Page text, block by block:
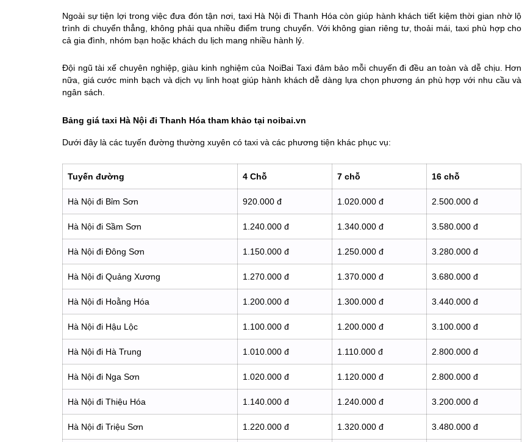
Ngoài sự tiện lợi trong việc đưa đón tận nơi, taxi Hà Nội đi Thanh Hóa còn giúp hành khách tiết kiệm thời gian nhờ lộ
trình di chuyển thẳng, không phải qua nhiều điểm trung chuyển. Với không gian riêng tư, thoải mái, taxi phù hợp cho
cả gia đình, nhóm bạn hoặc khách du lịch mang nhiều hành lý.
Đội ngũ tài xế chuyên nghiệp, giàu kinh nghiệm của NoiBai Taxi đảm bảo mỗi chuyến đi đều an toàn và dễ chịu. Hơn
nữa, giá cước minh bạch và dịch vụ linh hoạt giúp hành khách dễ dàng lựa chọn phương án phù hợp với nhu cầu và
ngân sách.
Bảng giá taxi Hà Nội đi Thanh Hóa tham khảo tại noibai.vn
Dưới đây là các tuyến đường thường xuyên có taxi và các phương tiện khác phục vụ:
Tuyến đường 4 Chỗ 7 chỗ 16 chỗ
Hà Nội đi Bỉm Sơn 920.000 đ 1.020.000 đ 2.500.000 đ
Hà Nội đi Sầm Sơn 1.240.000 đ 1.340.000 đ 3.580.000 đ
Hà Nội đi Đông Sơn 1.150.000 đ 1.250.000 đ 3.280.000 đ
Hà Nội đi Quảng Xương 1.270.000 đ 1.370.000 đ 3.680.000 đ
Hà Nội đi Hoằng Hóa 1.200.000 đ 1.300.000 đ 3.440.000 đ
Hà Nội đi Hậu Lộc 1.100.000 đ 1.200.000 đ 3.100.000 đ
Hà Nội đi Hà Trung 1.010.000 đ 1.110.000 đ 2.800.000 đ
Hà Nội đi Nga Sơn 1.020.000 đ 1.120.000 đ 2.800.000 đ
Hà Nội đi Thiệu Hóa 1.140.000 đ 1.240.000 đ 3.200.000 đ
Hà Nội đi Triệu Sơn 1.220.000 đ 1.320.000 đ 3.480.000 đ